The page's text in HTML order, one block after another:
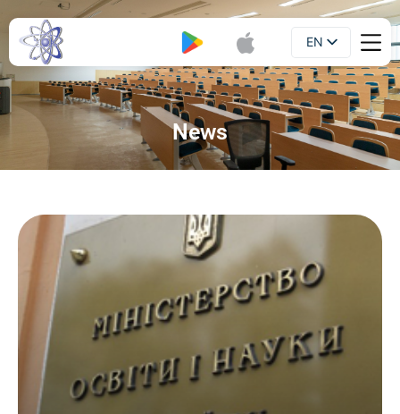
EN
UA
News